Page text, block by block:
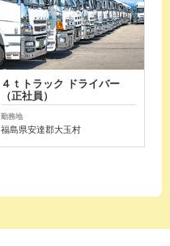
４ｔトラック ドライバー
（正社員）
勤務地
福島県安達郡大玉村